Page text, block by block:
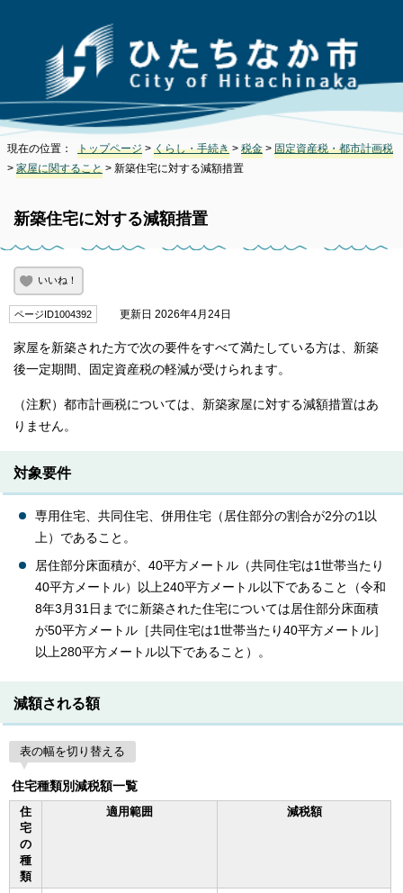
現在の位置： トップページ > くらし・手続き > 税金 > 固定資産税・都市計画税
> 家屋に関すること > 新築住宅に対する減額措置
新築住宅に対する減額措置
いいね！
ページID1004392 更新日 2026年4月24日
家屋を新築された方で次の要件をすべて満たしている方は、新築
後一定期間、固定資産税の軽減が受けられます。
（注釈）都市計画税については、新築家屋に対する減額措置はあ
りません。
対象要件
専用住宅、共同住宅、併用住宅（居住部分の割合が2分の1以
上）であること。
居住部分床面積が、40平方メートル（共同住宅は1世帯当たり
40平方メートル）以上240平方メートル以下であること（令和
8年3月31日までに新築された住宅については居住部分床面積
が50平方メートル［共同住宅は1世帯当たり40平方メートル］
以上280平方メートル以下であること）。
減額される額
表の幅を切り替える
住宅種類別減税額一覧
住
宅
の
種
類
適用範囲 減税額